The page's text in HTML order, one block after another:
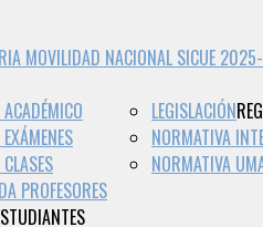
MOVILIDAD NACIONAL SICUE
PROFESORES
LEGISLACIÓN
NORMATIVA
NORMATIVA